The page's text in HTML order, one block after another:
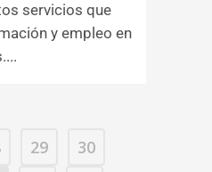
servicios que
y empleo en
29
30